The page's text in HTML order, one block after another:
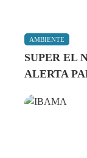
AMBIENTE
SUPER EL
ALERTA